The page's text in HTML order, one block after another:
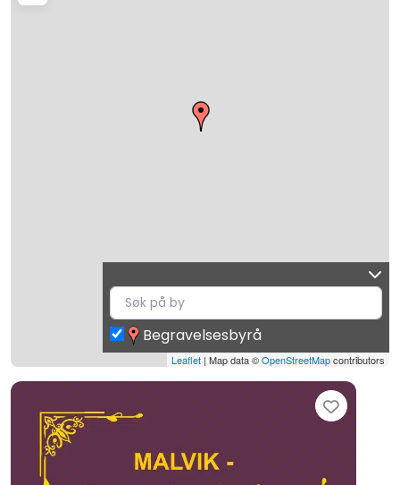
Leaflet | Map data ©OpenStreetMapcontributors
Begravelsesbyrå